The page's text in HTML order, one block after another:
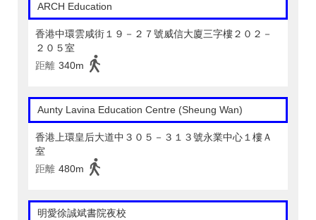
ARCH Education
香港中環雲咸街１９－２７號威信大廈三字樓２０２－
２０５室
距離 340m
Aunty Lavina Education Centre (Sheung Wan)
香港上環皇后大道中３０５－３１３號永業中心１樓Ａ
室
距離 480m
明愛徐誠斌書院夜校